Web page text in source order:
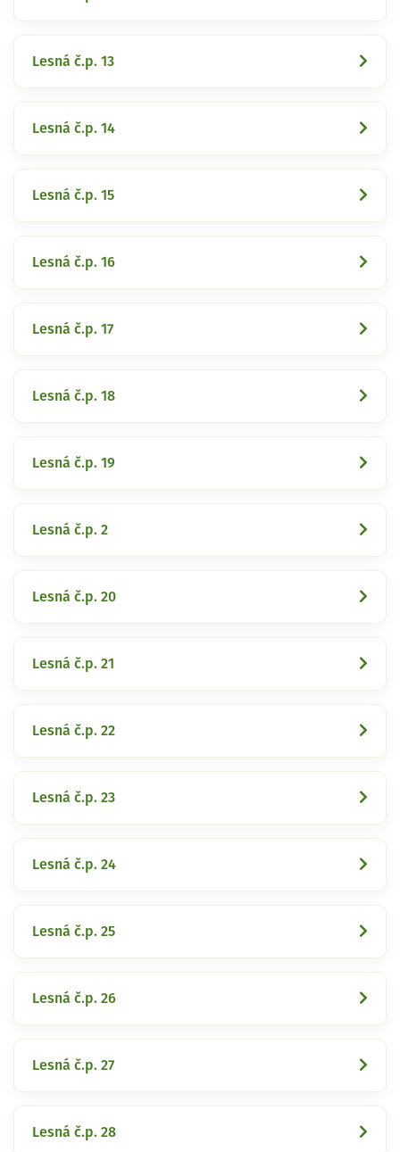
Lesná č.p. 13
Lesná č.p. 14
Lesná č.p. 15
Lesná č.p. 16
Lesná č.p. 17
Lesná č.p. 18
Lesná č.p. 19
Lesná č.p. 2
Lesná č.p. 20
Lesná č.p. 21
Lesná č.p. 22
Lesná č.p. 23
Lesná č.p. 24
Lesná č.p. 25
Lesná č.p. 26
Lesná č.p. 27
Lesná č.p. 28